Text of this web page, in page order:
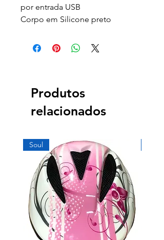
por entrada USB
Corpo em Silicone preto
Produtos
relacionados
Soul